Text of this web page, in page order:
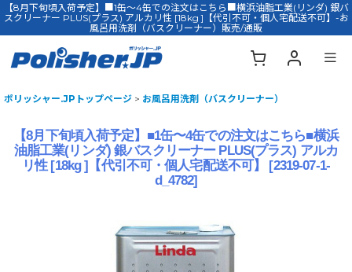
【8月下旬頃入荷予定】■1缶〜4缶での注文はこちら■横浜油脂工業(リンダ) 銀バ
スクリーナー PLUS(プラス) アルカリ性 [18kg ]【代引不可・個人宅配送不可】-お
風呂用洗剤（バスクリーナー）販売/通販
ポリッシャー.JPトップページ > お風呂用洗剤（バスクリーナー）
【8月下旬頃入荷予定】■1缶〜4缶での注文はこちら■横浜
油脂工業(リンダ) 銀バスクリーナー PLUS(プラス) アルカ
リ性 [18kg ]【代引不可・個人宅配送不可】
[2319-07-1-
d_4782]